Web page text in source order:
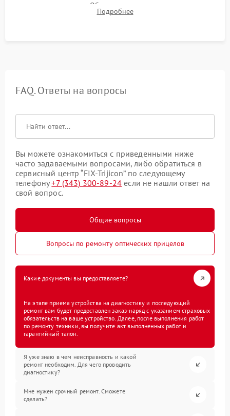
механизма поправок. Обязательное испытание прицела на
ударном стенде для проверки устойчивости к отдаче и
Подробнее
FAQ. Ответы на вопросы
Вы можете ознакомиться с приведенными ниже
часто задаваемыми вопросами, либо обратиться в
сервисный центр “FIX-Trijicon” по следующему
телефону+7 (343) 300-89-24 если не нашли ответ на
свой вопрос.
Общие вопросы
Вопросы по ремонту оптических прицелов
Какие документы вы предоставляете?
На этапе приема устройства на диагностику и последующий
ремонт вам будет предоставлен заказ-наряд с указанием страховых
обязательств на ваше устройство. Далее, после выполнения работ
по ремонту техники, вы получите акт выполненных работ и
гарантийный талон.
Я уже знаю в чем неисправность и какой
ремонт необходим. Для чего проводить
диагностику?
Мне нужен срочный ремонт. Сможете
сделать?